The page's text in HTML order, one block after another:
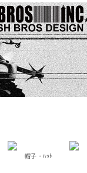
帽子・ﾊｯﾄ